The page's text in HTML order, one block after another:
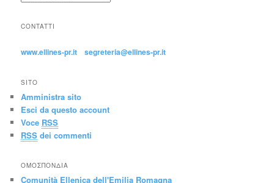
CONTATTI
www.ellines-pr.it segreteria@ellines-pr.it
SITO
Amministra sito
Esci da questo account
Voce RSS
RSS dei commenti
ΟΜΟΣΠΟΝΔΊΑ
Comunità Ellenica dell'Emilia Romagna